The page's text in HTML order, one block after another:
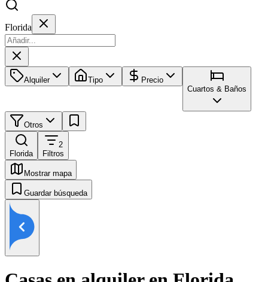
Florida
Alquiler Tipo
Precio
Cuartos & Baños
Otros
Florida
2
Filtros
Mostrar mapa
Guardar búsqueda